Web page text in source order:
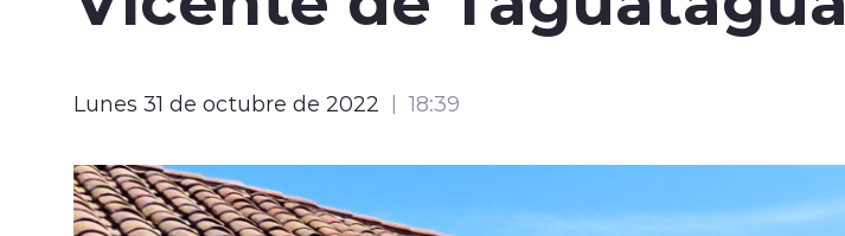
Lunes 31 de octubre de 2022 18:39